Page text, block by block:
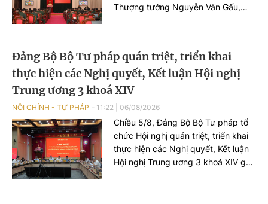
Thượng tướng Nguyễn Văn Gấu,
Đảng Bộ Bộ Tư pháp quán triệt, triển khai
thực hiện các Nghị quyết, Kết luận Hội nghị
Trung ương 3 khoá XIV
NỘI CHÍNH - TƯ PHÁP 11:22 06/08/2026
Chiều 5/8, Đảng Bộ Bộ Tư pháp tổ
chức Hội nghị quán triệt, triển khai
thực hiện các Nghị quyết, Kết luận
Hội nghị Trung ương 3 khoá XIV gắn